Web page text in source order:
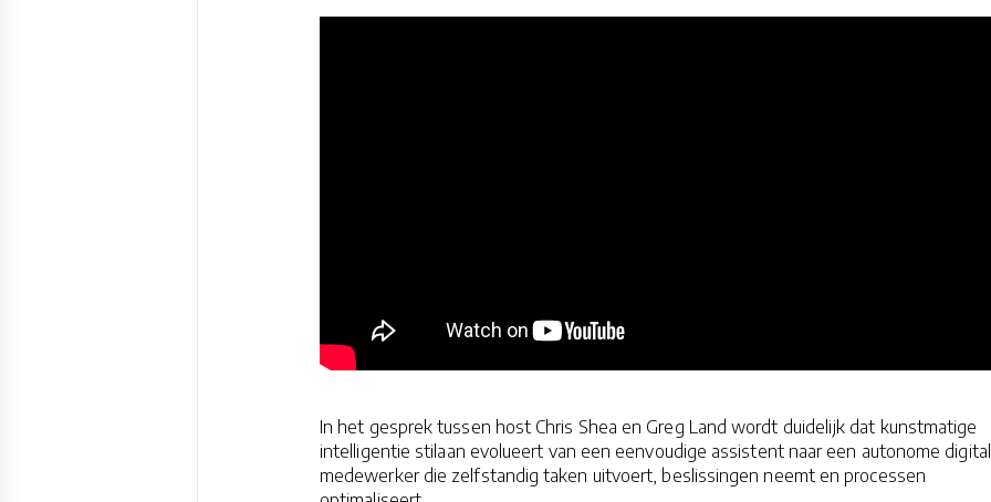
In het gesprek tussen host Chris Shea en Greg Land wordt duidelijk dat kunstmatige
intelligentie stilaan evolueert van een eenvoudige assistent naar een autonome
medewerker die zelfstandig taken uitvoert, beslissingen neemt en processen